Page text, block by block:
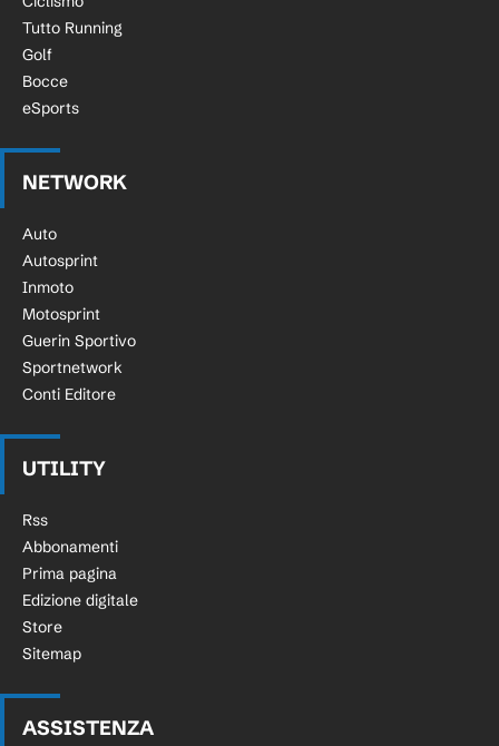
Tutto Running
Golf
Bocce
eSports
NETWORK
Auto
Autosprint
Inmoto
Motosprint
Guerin Sportivo
Sportnetwork
Conti Editore
UTILITY
Rss
Abbonamenti
Prima pagina
Edizione digitale
Store
Sitemap
ASSISTENZA